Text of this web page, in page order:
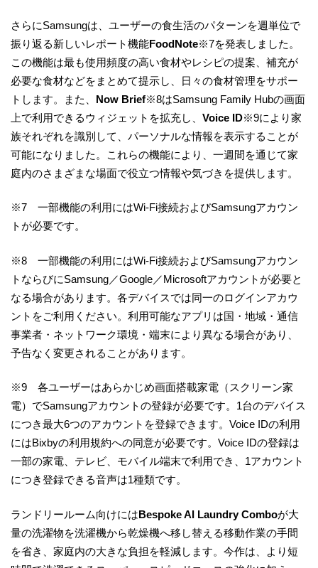
さらにSamsungは、ユーザーの食生活のパターンを週単位で
振り返る新しいレポート機能FoodNote※7を発表しました。
この機能は最も使用頻度の高い食材やレシピの提案、補充が
必要な食材などをまとめて提示し、日々の食材管理をサポー
トします。また、 Now Brief※8はSamsung Family Hubの画面
上で利用できるウィジェットを拡充し、 Voice ID※9により家
族それぞれを識別して、パーソナルな情報を表示することが
可能になりました。これらの機能により、一週間を通じて家
庭内のさまざまな場面で役立つ情報や気づきを提供します。
※7 一部機能の利用にはWi-Fi接続およびSamsungアカウン
トが必要です。
※8 一部機能の利用にはWi-Fi接続およびSamsungアカウン
トならびにSamsung／Google／Microsoftアカウントが必要と
なる場合があります。各デバイスでは同一のログインアカウ
ントをご利用ください。利用可能なアプリは国・地域・通信
事業者・ネットワーク環境・端末により異なる場合があり、
予告なく変更されることがあります。
※9 各ユーザーはあらかじめ画面搭載家電（スクリーン家
電）でSamsungアカウントの登録が必要です。1台のデバイス
につき最大6つのアカウントを登録できます。Voice IDの利用
にはBixbyの利用規約への同意が必要です。Voice IDの登録は
一部の家電、テレビ、モバイル端末で利用でき、1アカウント
につき登録できる音声は1種類です。
ランドリールーム向けにはBespoke AI Laundry Comboが大
量の洗濯物を洗濯機から乾燥機へ移し替える移動作業の手間
を省き、家庭内の大きな負担を軽減します。今作は、より短